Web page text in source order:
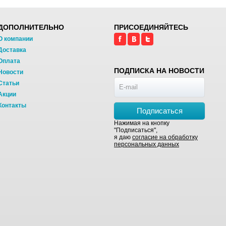
компании
ПРИСОЕДИНЯЙТЕСЬ
ПОДПИСКА НА НОВОСТИ
Подписаться
Нажимая на кнопку
"Подписаться",
я даю согласие на обработку
персональных данных